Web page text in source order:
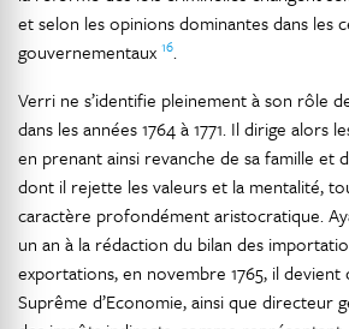
et selon les opinions dominantes dans les
gouvernementaux 16.
Verri ne s’identifie pleinement à son rôle
dans les années 1764 à 1771. Il dirige alors
en prenant ainsi revanche de sa famille et
dont il rejette les valeurs et la mentalité,
caractère profondément aristocratique.
un an à la rédaction du bilan des
exportations, en novembre 1765, il devient
Suprême d’Economie, ainsi que directeur